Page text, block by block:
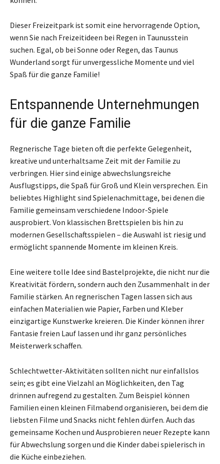
Dieser Freizeitpark ist somit eine hervorragende Option,
wenn Sie nach Freizeitideen bei Regen in Taunusstein
suchen. Egal, ob bei Sonne oder Regen, das Taunus
Wunderland sorgt für unvergessliche Momente und viel
Spaß für die ganze Familie!
Entspannende Unternehmungen
für die ganze Familie
Regnerische Tage bieten oft die perfekte Gelegenheit,
kreative und unterhaltsame Zeit mit der Familie zu
verbringen. Hier sind einige abwechslungsreiche
Ausflugstipps, die Spaß für Groß und Klein versprechen. Ein
beliebtes Highlight sind Spielenachmittage, bei denen die
Familie gemeinsam verschiedene Indoor-Spiele
ausprobiert. Von klassischen Brettspielen bis hin zu
modernen Gesellschaftsspielen – die Auswahl ist riesig und
ermöglicht spannende Momente im kleinen Kreis.
Eine weitere tolle Idee sind Bastelprojekte, die nicht nur die
Kreativität fördern, sondern auch den Zusammenhalt in der
Familie stärken. An regnerischen Tagen lassen sich aus
einfachen Materialien wie Papier, Farben und Kleber
einzigartige Kunstwerke kreieren. Die Kinder können ihrer
Fantasie freien Lauf lassen und ihr ganz persönliches
Meisterwerk schaffen.
Schlechtwetter-Aktivitäten sollten nicht nur einfallslos
sein; es gibt eine Vielzahl an Möglichkeiten, den Tag
drinnen aufregend zu gestalten. Zum Beispiel können
Familien einen kleinen Filmabend organisieren, bei dem die
liebsten Filme und Snacks nicht fehlen dürfen. Auch das
gemeinsame Kochen und Ausprobieren neuer Rezepte kann
für Abwechslung sorgen und die Kinder dabei spielerisch in
die Küche einbeziehen.